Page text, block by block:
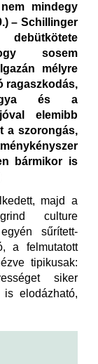
mindegy
– Schillinger
sosem
mélyre
ragaszkodás,
és a
elemibb
a szorongás,
bármikor is
majd a
culture
sűrített-
a felmutatott
tipikusak:
siker
elodázható,